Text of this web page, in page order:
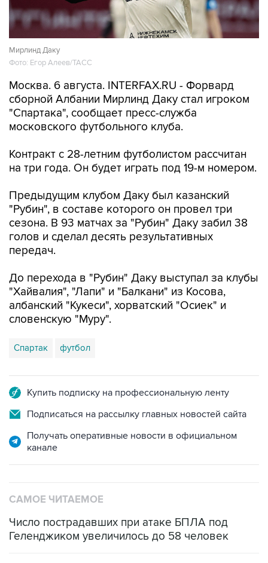
Мирлинд Даку
Фото: Егор Алеев/ТАСС
Москва. 6 августа. INTERFAX.RU - Форвард
сборной Албании Мирлинд Даку стал игроком
"Спартака", сообщает пресс-служба
московского футбольного клуба.
Контракт с 28-летним футболистом рассчитан
на три года. Он будет играть под 19-м номером.
Предыдущим клубом Даку был казанский
"Рубин", в составе которого он провел три
сезона. В 93 матчах за "Рубин" Даку забил 38
голов и сделал десять результативных
передач.
До перехода в "Рубин" Даку выступал за клубы
"Хайвалия", "Лапи" и "Балкани" из Косова,
албанский "Кукеси", хорватский "Осиек" и
словенскую "Муру".
Спартак футбол
Купить подписку на профессиональную ленту
Подписаться на рассылку главных новостей сайта
Получать оперативные новости в официальном
канале
САМОЕ ЧИТАЕМОЕ
Число пострадавших при атаке БПЛА под
Геленджиком увеличилось до 58 человек